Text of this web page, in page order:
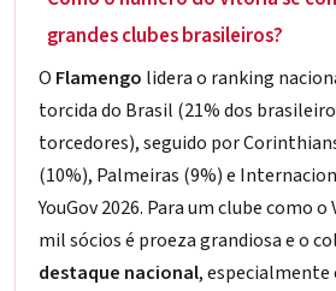
grandes clubes brasileiros?
O Flamengo lidera o ranking
torcida do Brasil (21% dos
torcedores), seguido por
(10%), Palmeiras (9%) e
YouGov 2026. Para um clube como
mil sócios é proeza grandiosa e o
destaque nacional, especialmente